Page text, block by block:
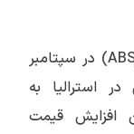
آخرین گزارش دفتر آمار استرالیا (ABS) در سپتامبر
در استرالیا به
این افزایش قیمت